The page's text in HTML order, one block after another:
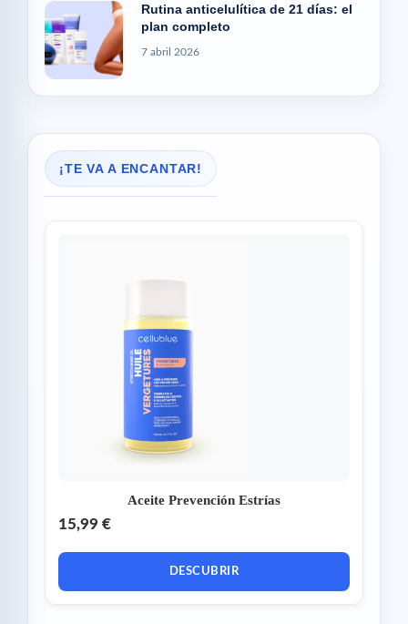
Rutina anticelulítica de 21 días: el
plan completo
7 abril 2026
¡TE VA A ENCANTAR!
Aceite Prevención Estrías
15,99 €
DESCUBRIR